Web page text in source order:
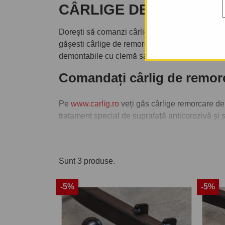
CÂRLIGE DE
Dorești să comanzi cârlig de remorcare
gășesti cârlige de remorcare de la producători
demontabile cu clemă sau demontabile
Comandați cârlig de
Pe www.carlig.ro veți găs cârlige remorcare
tratament special de suprafață anticorozivă și
Pentru fiecare cârlig de remorcare, aveți
Sunt 3 produse.
-5% -5%